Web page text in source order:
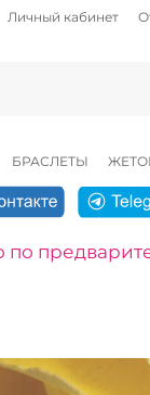
Личный кабинет
БРАСЛЕТЫ